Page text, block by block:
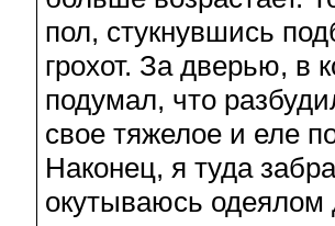
пол, стукнувшись
грохот. За дверью, в
подумал, что
свое тяжелое и еле
Наконец, я туда
окутываюсь одеялом